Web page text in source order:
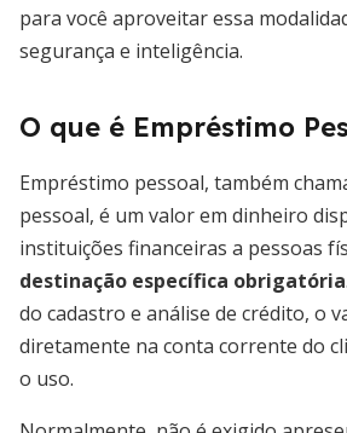
para você aproveitar essa
segurança e inteligência.
O que é Empréstimo
Empréstimo pessoal, também
pessoal, é um valor em dinheiro
instituições financeiras a pessoas
destinação específica obrigatória
do cadastro e análise de crédito, o
diretamente na conta corrente do
o uso.